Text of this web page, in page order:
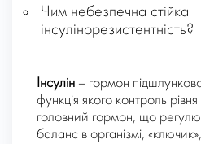
Чим небезпечна стійка
інсулінорезистентність?
Інсулін – гормон
функція якого контроль
головний гормон, що
баланс в організмі,